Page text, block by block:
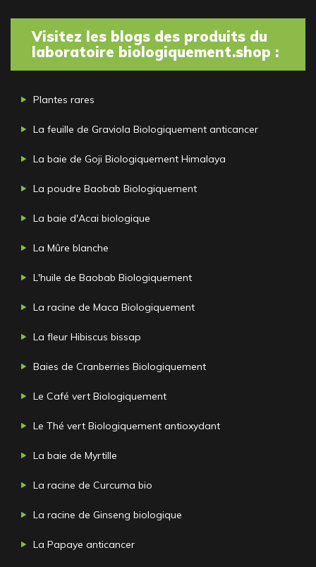
Visitez les blogs des produits du
laboratoire biologiquement.shop :
Plantes rares
La feuille de Graviola Biologiquement anticancer
La baie de Goji Biologiquement Himalaya
La poudre Baobab Biologiquement
La baie d'Acai biologique
La Mûre blanche
L'huile de Baobab Biologiquement
La racine de Maca Biologiquement
La fleur Hibiscus bissap
Baies de Cranberries Biologiquement
Le Café vert Biologiquement
Le Thé vert Biologiquement antioxydant
La baie de Myrtille
La racine de Curcuma bio
La racine de Ginseng biologique
La Papaye anticancer